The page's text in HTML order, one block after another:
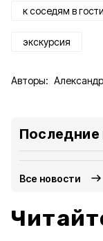
к соседям в гости
экскурсия
Авторы:
Последние
Все новости